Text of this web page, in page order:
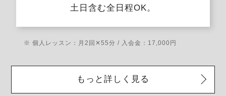
土日含む全日程OK。
※ 個人レッスン：月2回✕55分 / 入会金：17,000円
もっと詳しく見る